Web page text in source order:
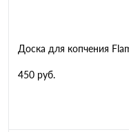
Доска для копчения
450 руб.